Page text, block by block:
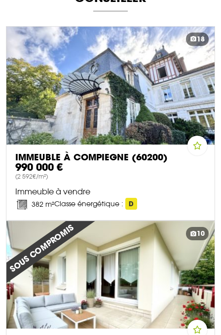
18
IMMEUBLE À COMPIEGNE (60200)
990 000 €
(2 592€/m²)
Immeuble à vendre
382 m²Classe énergétique : D
DÉCOUVRIR CE BIEN
SOUS COMPROMIS 10